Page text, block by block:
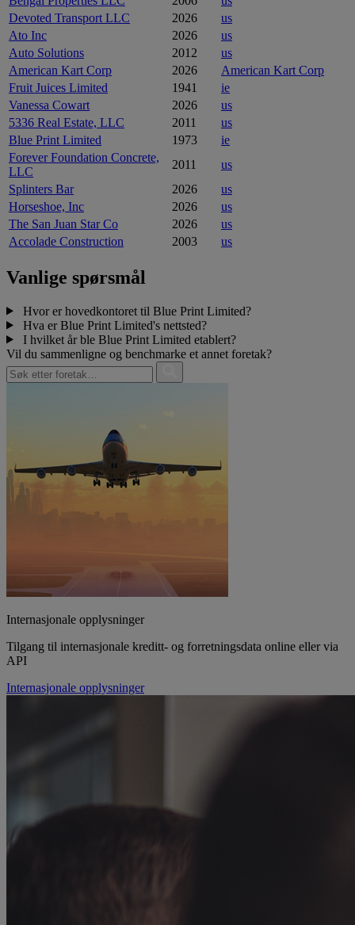
Devoted Transport LLC
2026
us
Ato Inc
2026
us
Auto Solutions
2012
us
American Kart Corp
2026
American Kart Corp
Fruit Juices Limited
1941
ie
Vanessa Cowart
2026
us
5336 Real Estate, LLC
2011
us
Blue Print Limited
1973
ie
Forever Foundation Concrete,
LLC
2011
us
Splinters Bar
2026
us
Horseshoe, Inc
2026
us
The San Juan Star Co
2026
us
Accolade Construction
2003 us
Vanlige spørsmål
Hvor er hovedkontoret til Blue Print Limited?
Hva er Blue Print Limited's nettsted?
I hvilket år ble Blue Print Limited etablert?
Vil du sammenligne og benchmarke et annet foretak?
Internasjonale opplysninger
Tilgang til internasjonale kreditt- og forretningsdata online eller via
API
Internasjonale opplysninger